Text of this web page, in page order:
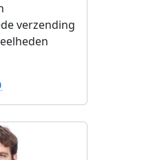
verzending